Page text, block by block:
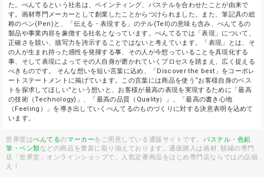
た。ぺんてるという社名は、ペインティング、パステルを合わせたことが由来で
す。画材専門メーカーとして創業したことからつけられました。また、筆記具の総
称のペン(Pen)と、「伝える・表現する」のテル(Tell)の意味も含み、ぺんてるの
製品や事業内容を象徴する社名となっています。ぺんてるでは「表現」について、
正確さを競い、描写力を誇示することではないと考えています。「表現」とは、そ
の人が生まれ持った感性を発揮する事、その人が今想っていることを具現化する
事、そして表現によってその人自身が磨かれていくプロセスを踏まえ、広く捉える
べきものです。 そんな想いを短い言葉に込め、「Discover the best」をコーポレ
ートステートメントに掲げています。この言葉には商品を使う“お客様自身のベス
トを探求してほしい”という想いと、お客様が最高の表現を実現するために「最高
の技術（Technology)」、「最高の品質（Quality）」、「最高の書き心地
（Feeling）」を導き出していくぺんてるのものづくりに対する決意表明を込めて
います。
世界堂はぺんてるのマーカーをご用意している通販サイトです。 パステル・色鉛
筆・ペン類などの商品を豊富に取り揃えております。通販購入は画材, 額縁の専門
店「世界堂」オンラインショップで。人気定番商品をはじめ専門店ならではの品揃
え！